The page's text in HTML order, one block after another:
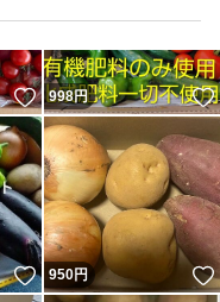
いいね！
998円
いいね！
950円